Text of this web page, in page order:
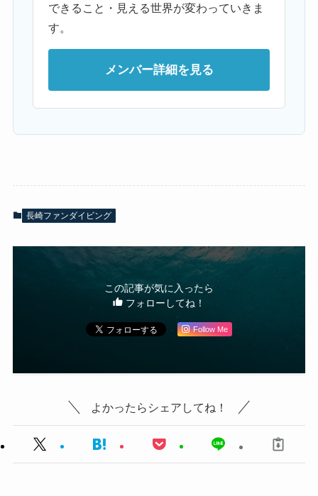
できること・見える世界が変わっていきま
す。
メンバー詳細を見る
長崎ファンダイビング
この記事が気に入ったら
フォローしてね！
Follow Me
よかったらシェアしてね！